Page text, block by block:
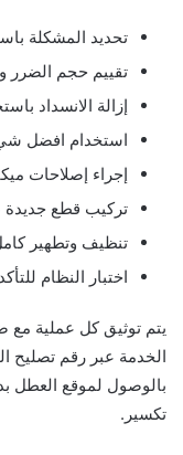
تحديد المشكلة
تقييم حجم الضرر
إزالة الانسداد
استخدام افضل
إجراء إصلاحات
تركيب قطع جديدة
تنظيف وتطهير كامل
اختبار النظام
يتم توثيق كل عملية
الخدمة عبر رقم تصليح
بالوصول لموقع العطل
تكسير.